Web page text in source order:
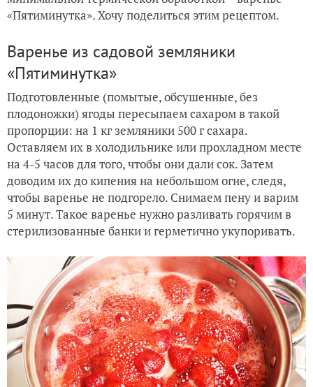
«Пятиминутка». Хочу поделиться этим рецептом.
Варенье из садовой земляники
«Пятиминутка»
Подготовленные (помытые, обсушенные, без
плодоножки) ягоды пересыпаем сахаром в такой
пропорции: на 1 кг земляники 500 г сахара.
Оставляем их в холодильнике или прохладном месте
на 4-5 часов для того, чтобы они дали сок. Затем
доводим их до кипения на небольшом огне, следя,
чтобы варенье не подгорело. Снимаем пену и варим
5 минут. Такое варенье нужно разливать горячим в
стерилизованные банки и герметично укупоривать.